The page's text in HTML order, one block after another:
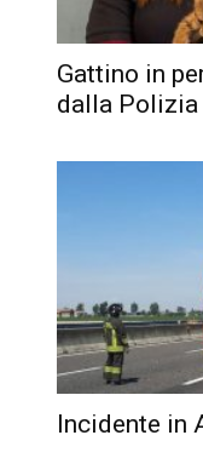
Gattino in
dalla
Incidente in